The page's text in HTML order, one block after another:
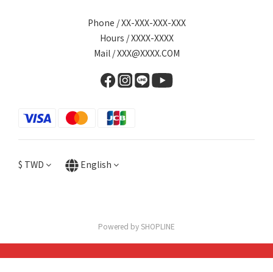
Phone / XX-XXX-XXX-XXX
Hours / XXXX-XXXX
Mail / XXX@XXXX.COM
$ TWD English
Powered by SHOPLINE